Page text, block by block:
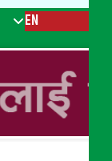
EN